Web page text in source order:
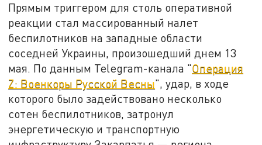
Прямым триггером для столь оперативной
реакции стал массированный налет
беспилотников на западные области
соседней Украины, произошедший днем 13
мая. По данным Telegram-канала "Операция
Z: Военкоры Русской Весны", удар, в ходе
которого было задействовано несколько
сотен беспилотников, затронул
энергетическую и транспортную